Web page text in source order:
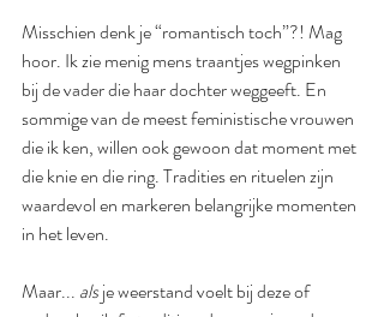
Misschien denk je “romantisch toch”?! Mag
hoor. Ik zie menig mens traantjes wegpinken
bij de vader die haar dochter weggeeft. En
sommige van de meest feministische vrouwen
die ik ken, willen ook gewoon dat moment met
die knie en die ring. Tradities en rituelen zijn
waardevol en markeren belangrijke momenten
in het leven.
Maar... als je weerstand voelt bij deze of